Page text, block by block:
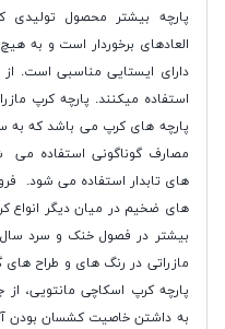
پارچه بیشتر محصول
العادهای برخوردار است و به
دارای ایستایی مناسبی است. از
استفاده میکنند. پارچه کرپ
پارچه های کرپ می باشد که به
مصارف گوناگونی استفاده می
های تابدار استفاده می شود.
های ضخیم در میان دیگر
بیشتر در فصول خنک و سرد سال
مازراتی در رنگ های و طراح
پارچه کرپ اسکاچی مانتویی،
به داشتن خاصیت کشسان بودن